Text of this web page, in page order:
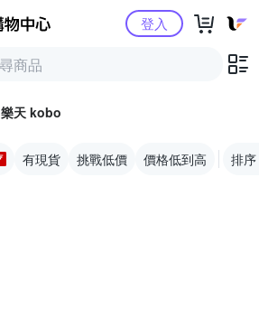
Yahoo購物中心登入
樂天 kobo
有現貨 挑戰低價 價格低到高 排序